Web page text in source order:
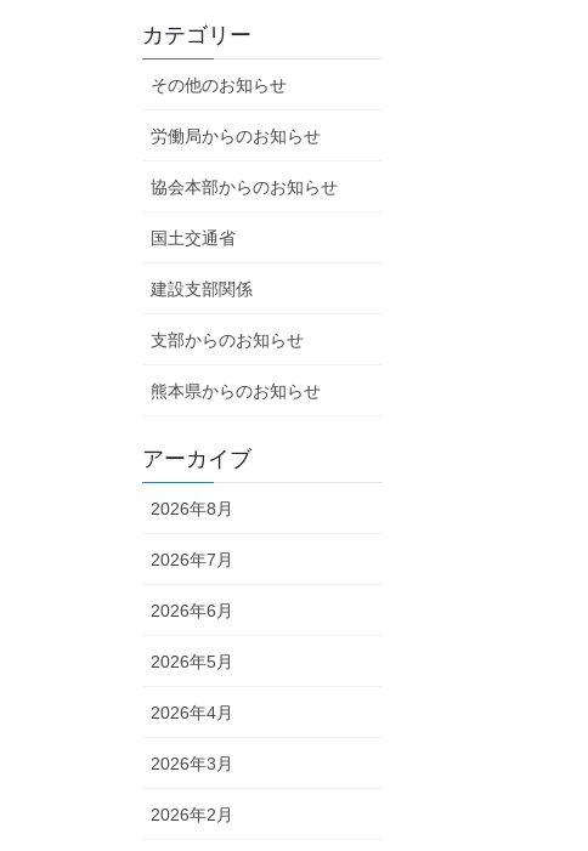
カテゴリー
その他のお知らせ
労働局からのお知らせ
協会本部からのお知らせ
国土交通省
建設支部関係
支部からのお知らせ
熊本県からのお知らせ
アーカイブ
2026年8月
2026年7月
2026年6月
2026年5月
2026年4月
2026年3月
2026年2月